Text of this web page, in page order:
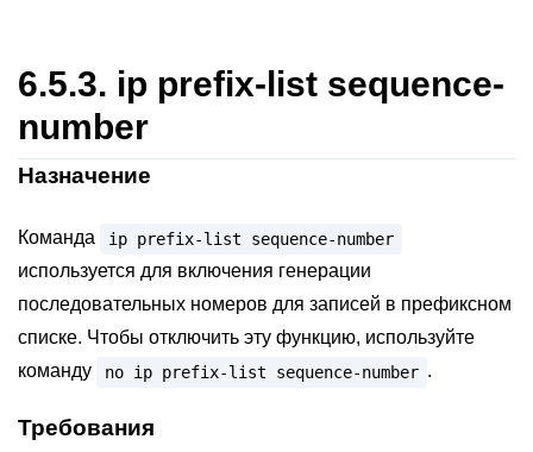
6.5.3. ip prefix-list sequence-
number
Назначение
Команда ip prefix-list sequence-number
используется для включения генерации
последовательных номеров для записей в префиксном
списке. Чтобы отключить эту функцию, используйте
команду
no ip prefix-list sequence-number .
Требования